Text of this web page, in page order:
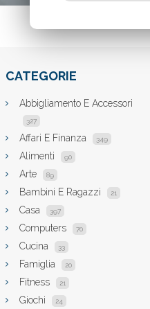
CATEGORIE
Abbigliamento E Accessori
327
Affari E Finanza 349
Alimenti 90
Arte 89
Bambini E Ragazzi 21
Casa 397
Computers 70
Cucina 33
Famiglia 20
Fitness 21
Giochi 24